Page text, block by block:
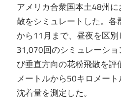
アメリカ合衆国本土48州
散をシミュレートした。各
から11月まで、昼夜を区
31,070回のシミュレーシ
び垂直方向の花粉飛散を
メートルから50キロメー
沈着量を測定した。